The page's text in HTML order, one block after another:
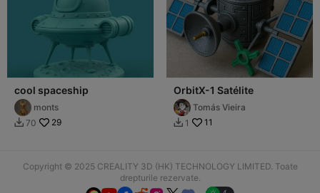
cool spaceship
monts
 70 29
OrbitX-1 Satélite
Tomás Vieira
 1 11
Copyright © 2025 CREALITY 3D (HK) TECHNOLOGY LIMITED. Toate
drepturile rezervate.